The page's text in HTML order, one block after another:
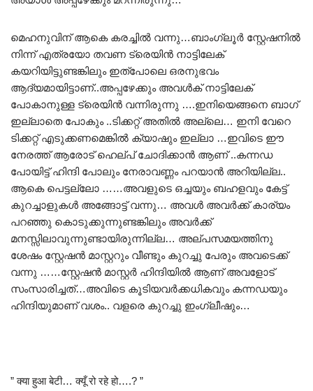
മെഹനുവിന് ആകെ കരച്ചിൽ വന്നു…ബാംഗ്ലൂർ സ്റ്റേഷനിൽ
നിന്ന് എത്രയോ തവണ ട്രെയിൻ നാട്ടിലേക്
കയറിയിട്ടുണ്ടങ്കിലും ഇത്പോലെ ഒരനുഭവം
ആദ്യമായിട്ടാണ്..അപ്പഴേക്കും അവൾക് നാട്ടിലേക്
പോകാനുള്ള ട്രെയിൻ വന്നിരുന്നു ….ഇനിയെങ്ങനെ ബാഗ്
ഇല്ലാതെ പോകും ..ടിക്കറ്റ് അതിൽ അല്ലെ… ഇനി വേറെ
ടിക്കറ്റ് എടുക്കണമെങ്കിൽ ക്യാഷും ഇല്ലാ …ഇവിടെ ഈ
നേരത്ത് ആരോട് ഹെല്പ് ചോദിക്കാൻ ആണ് ..കന്നഡ
പോയിട്ട് ഹിന്ദി പോലും നേരാവണ്ണം പറയാൻ അറിയില്ല..
ആകെ പെട്ടല്ലോ ……അവളുടെ ഒച്ചയും ബഹളവും കേട്ട്
കുറച്ചാളുകൾ അങ്ങോട്ട് വന്നു… അവൾ അവർക്ക് കാര്യം
പറഞ്ഞു കൊടുക്കുന്നുണ്ടങ്കിലും അവർക്ക്
മനസ്സിലാവുന്നുണ്ടായിരുന്നില്ല… അല്പസമയത്തിനു
ശേഷം സ്റ്റേഷൻ മാസ്റ്ററും വീണ്ടും കുറച്ചു പേരും അവടെക്ക്
വന്നു ……സ്റ്റേഷൻ മാസ്റ്റർ ഹിന്ദിയിൽ ആണ് അവളോട്
സംസാരിച്ചത്…അവിടെ കൂടിയവർക്കധികവും കന്നഡയും
ഹിന്ദിയുമാണ് വശം.. വളരെ കുറച്ചു ഇംഗ്ലീഷും…
” क्या हुआ बेटी… क्यूँ रो रहे हो….? ”